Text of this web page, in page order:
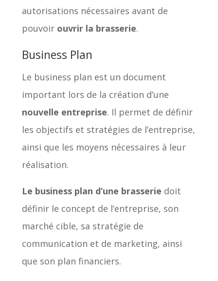
autorisations nécessaires avant de
pouvoir ouvrir la brasserie.
Business Plan
Le business plan est un document
important lors de la création d’une
nouvelle entreprise. Il permet de définir
les objectifs et stratégies de l’entreprise,
ainsi que les moyens nécessaires à leur
réalisation.
Le business plan d’une brasserie doit
définir le concept de l’entreprise, son
marché cible, sa stratégie de
communication et de marketing, ainsi
que son plan financiers.